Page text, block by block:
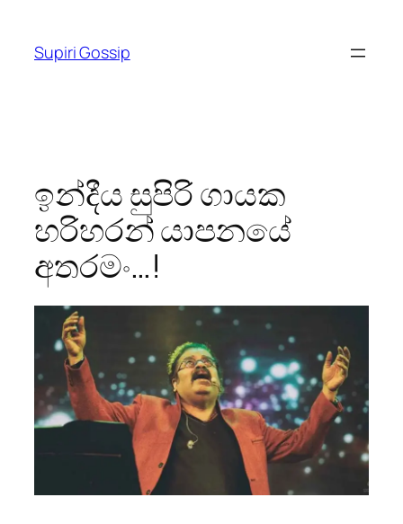
content
Supiri Gossip
ඉන්දීය සුපිරි ගායක
හරිහරන් යාපනයේ
අතරමං…!